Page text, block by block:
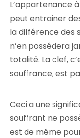
L’appartenance
peut entrainer
la différence des
n’en possédera
totalité. La clef,
souffrance, est
Ceci a une
souffrant ne
est de même